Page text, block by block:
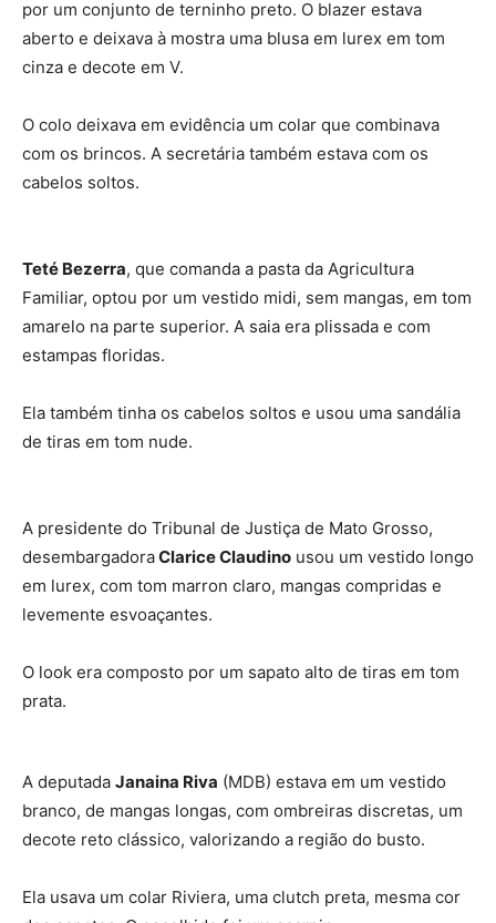
por um conjunto de terninho preto. O blazer estava
aberto e deixava à mostra uma blusa em lurex em tom
cinza e decote em V.
O colo deixava em evidência um colar que combinava
com os brincos. A secretária também estava com os
cabelos soltos.
Teté Bezerra, que comanda a pasta da Agricultura
Familiar, optou por um vestido midi, sem mangas, em tom
amarelo na parte superior. A saia era plissada e com
estampas floridas.
Ela também tinha os cabelos soltos e usou uma sandália
de tiras em tom nude.
A presidente do Tribunal de Justiça de Mato Grosso,
desembargadoraClarice Claudino usou um vestido longo
em lurex, com tom marron claro, mangas compridas e
levemente esvoaçantes.
O look era composto por um sapato alto de tiras em tom
prata.
A deputada Janaina Riva (MDB) estava em um vestido
branco, de mangas longas, com ombreiras discretas, um
decote reto clássico, valorizando a região do busto.
Ela usava um colar Riviera, uma clutch preta, mesma cor